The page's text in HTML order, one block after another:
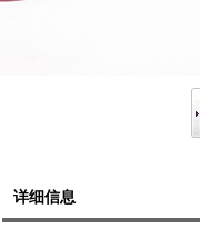
详细信息